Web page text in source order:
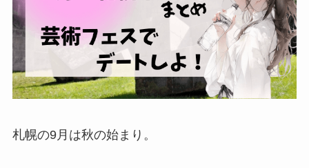
札幌の9月は秋の始まり。